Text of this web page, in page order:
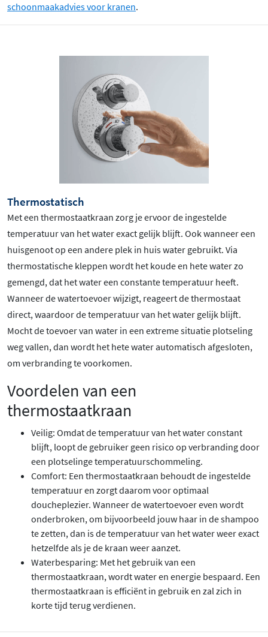
schoonmaakadvies voor kranen.
Thermostatisch
Met een thermostaatkraan zorg je ervoor de ingestelde
temperatuur van het water exact gelijk blijft. Ook wanneer een
huisgenoot op een andere plek in huis water gebruikt. Via
thermostatische kleppen wordt het koude en hete water zo
gemengd, dat het water een constante temperatuur heeft.
Wanneer de watertoevoer wijzigt, reageert de thermostaat
direct, waardoor de temperatuur van het water gelijk blijft.
Mocht de toevoer van water in een extreme situatie plotseling
weg vallen, dan wordt het hete water automatisch afgesloten,
om verbranding te voorkomen.
Voordelen van een
thermostaatkraan
Veilig: Omdat de temperatuur van het water constant
blijft, loopt de gebruiker geen risico op verbranding door
een plotselinge temperatuurschommeling.
Comfort: Een thermostaatkraan behoudt de ingestelde
temperatuur en zorgt daarom voor optimaal
doucheplezier. Wanneer de watertoevoer even wordt
onderbroken, om bijvoorbeeld jouw haar in de shampoo
te zetten, dan is de temperatuur van het water weer exact
hetzelfde als je de kraan weer aanzet.
Waterbesparing: Met het gebruik van een
thermostaatkraan, wordt water en energie bespaard. Een
thermostaatkraan is efficiënt in gebruik en zal zich in
korte tijd terug verdienen.